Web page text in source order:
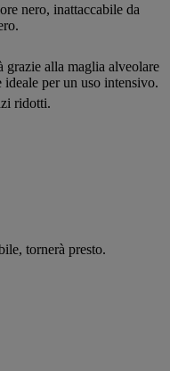
nero, inattaccabile da
grazie alla maglia alveolare
per un uso intensivo.
ridotti.
tornerà presto.